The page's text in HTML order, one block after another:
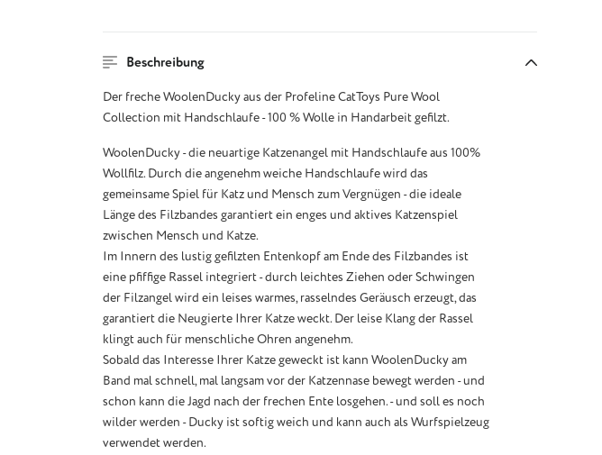
Beschreibung
Der freche WoolenDucky aus der Profeline CatToys Pure Wool
Collection mit Handschlaufe - 100 % Wolle in Handarbeit gefilzt.
WoolenDucky - die neuartige Katzenangel mit Handschlaufe aus 100%
Wollfilz. Durch die angenehm weiche Handschlaufe wird das
gemeinsame Spiel für Katz und Mensch zum Vergnügen - die ideale
Länge des Filzbandes garantiert ein enges und aktives Katzenspiel
zwischen Mensch und Katze.
Im Innern des lustig gefilzten Entenkopf am Ende des Filzbandes ist
eine pfiffige Rassel integriert - durch leichtes Ziehen oder Schwingen
der Filzangel wird ein leises warmes, rasselndes Geräusch erzeugt, das
garantiert die Neugierte Ihrer Katze weckt. Der leise Klang der Rassel
klingt auch für menschliche Ohren angenehm.
Sobald das Interesse Ihrer Katze geweckt ist kann WoolenDucky am
Band mal schnell, mal langsam vor der Katzennase bewegt werden - und
schon kann die Jagd nach der frechen Ente losgehen. - und soll es noch
wilder werden - Ducky ist softig weich und kann auch als Wurfspielzeug
verwendet werden.